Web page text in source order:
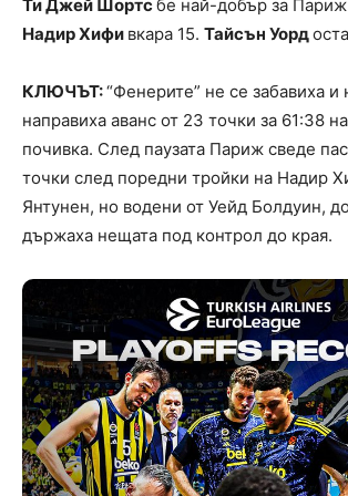
Ти Джей Шортсбе най-добър за Париж
Надир Хифи вкара 15. Тайсън Уорд
КЛЮЧЪТ:“Фенерите” не се забавиха и
направиха аванс от 23 точки за 61:38
почивка. След паузата Париж сведе
точки след поредни тройки на Надир
Янтунен, но водени от Уейд Болдуин,
държаха нещата под контрол до края.